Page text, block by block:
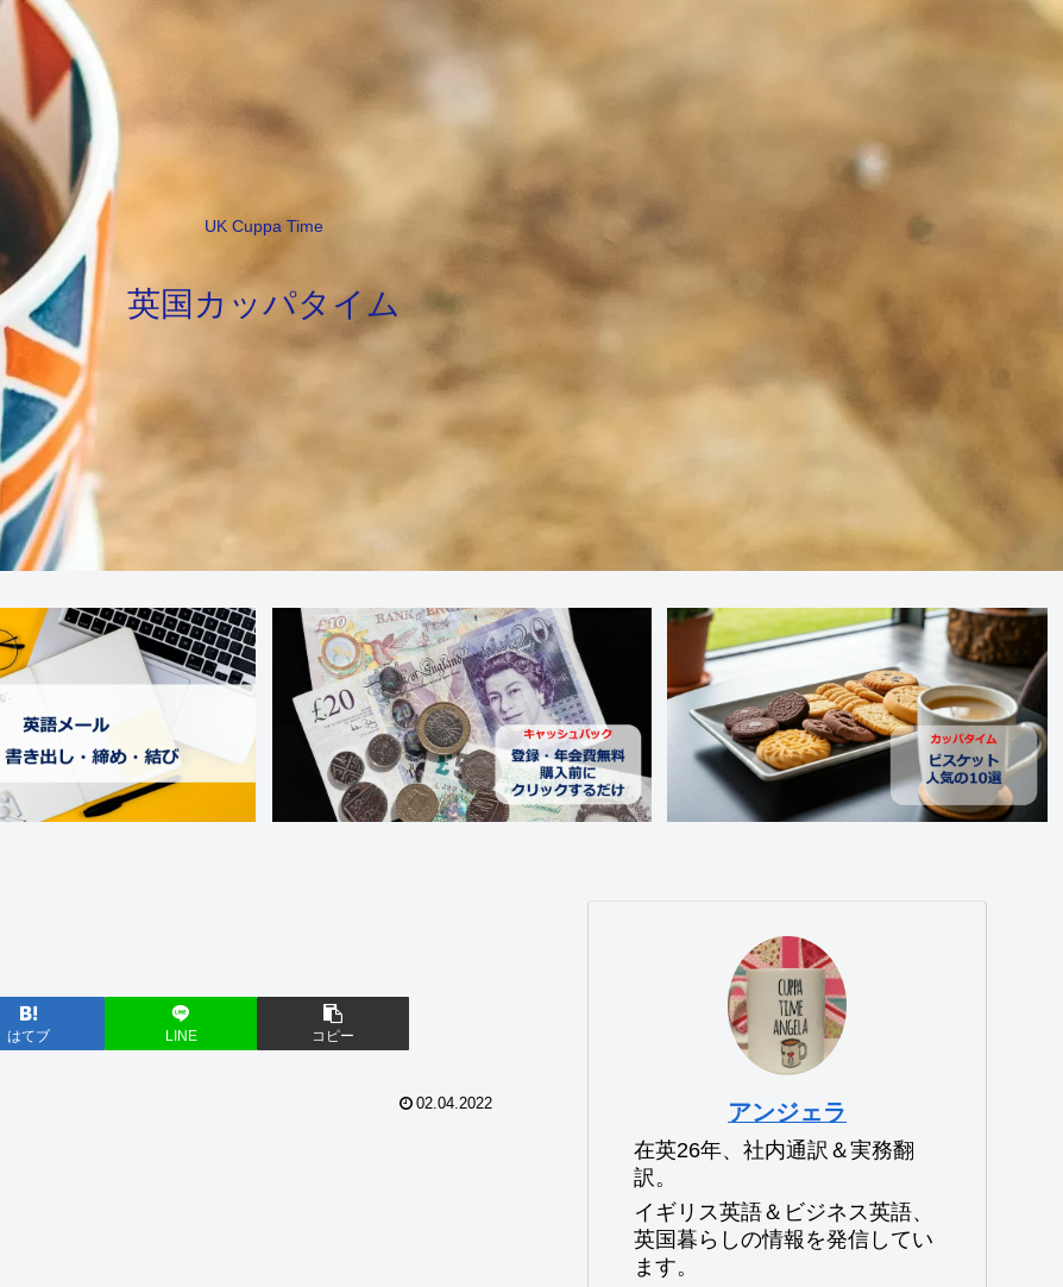
UK Cuppa Time
英国カッパタイム
はてブ LINE コピー
02.04.2022 アンジェラ
在英26年、社内通訳＆実務翻
訳。
イギリス英語＆ビジネス英語、
英国暮らしの情報を発信してい
ます。